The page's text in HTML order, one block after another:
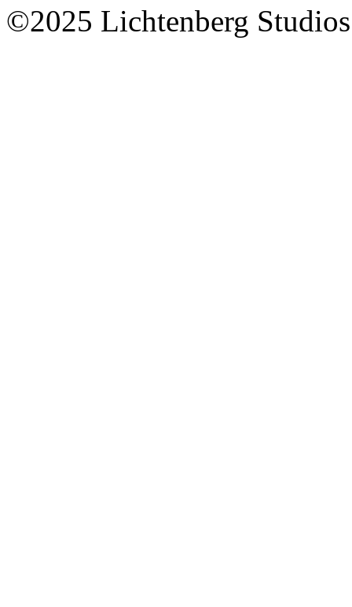
©2025 Lichtenberg Studios